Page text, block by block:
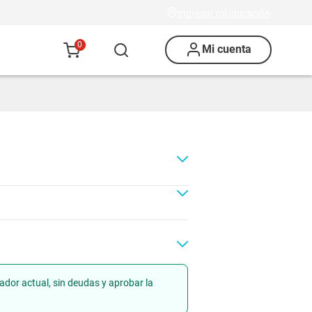
0 Mi cuenta
Renovación
actual, sin deudas y aprobar la